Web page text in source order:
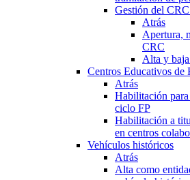
Gestión del
Atrás
Apertura,
CRC
Alta y
Centros Educativos de
Atrás
Habilitación
ciclo FP
Habilitación a
en centros
Vehículos históricos
Atrás
Alta como